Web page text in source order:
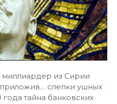
миллиардер из Сирии
слепки ушных
тайна банковских